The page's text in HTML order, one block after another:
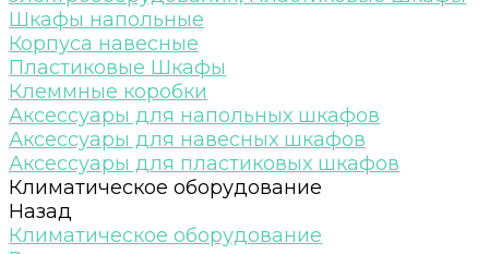
Шкафы напольные
Корпуса навесные
Пластиковые Шкафы
Клеммные коробки
Аксессуары для напольных шкафов
Аксессуары для навесных шкафов
Аксессуары для пластиковых шкафов
Климатическое оборудование
Назад
Климатическое оборудование